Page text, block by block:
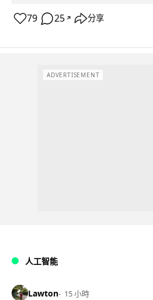
79 25 ↗ 分享
ADVERTISEMENT
人工智能
Lawton 15 小時